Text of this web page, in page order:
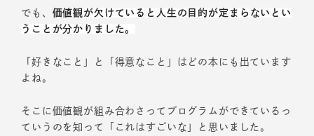
でも、 価値観が欠けていると人生の目的が定まらないとい
うことが分かりました。
「好きなこと」と「得意なこと」はどの本にも出ています
よね。
そこに価値観が組み合わさってプログラムができているっ
ていうのを知って「これはすごいな」と思いました。